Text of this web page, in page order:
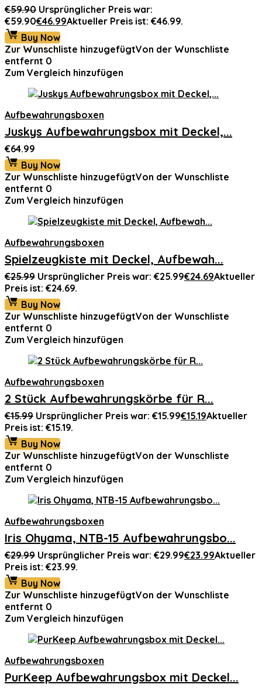
€59.90 Ursprünglicher Preis war:
€59.90€46.99Aktueller Preis ist: €46.99.
Buy Now
Zur Wunschliste hinzugefügtVon der Wunschliste
entfernt 0
Zum Vergleich hinzufügen
Aufbewahrungsboxen
Juskys Aufbewahrungsbox mit Deckel,...
€64.99
Buy Now
Zur Wunschliste hinzugefügtVon der Wunschliste
entfernt 0
Zum Vergleich hinzufügen
Aufbewahrungsboxen
Spielzeugkiste mit Deckel, Aufbewah...
€25.99 Ursprünglicher Preis war: €25.99€24.69Aktueller
Preis ist: €24.69.
Buy Now
Zur Wunschliste hinzugefügtVon der Wunschliste
entfernt 0
Zum Vergleich hinzufügen
Aufbewahrungsboxen
2 Stück Aufbewahrungskörbe für R...
€15.99 Ursprünglicher Preis war: €15.99€15.19Aktueller
Preis ist: €15.19.
Buy Now
Zur Wunschliste hinzugefügtVon der Wunschliste
entfernt 0
Zum Vergleich hinzufügen
Aufbewahrungsboxen
Iris Ohyama, NTB-15 Aufbewahrungsbo...
€29.99 Ursprünglicher Preis war: €29.99€23.99Aktueller
Preis ist: €23.99.
Buy Now
Zur Wunschliste hinzugefügtVon der Wunschliste
entfernt 0
Zum Vergleich hinzufügen
Aufbewahrungsboxen
PurKeep Aufbewahrungsbox mit Deckel...